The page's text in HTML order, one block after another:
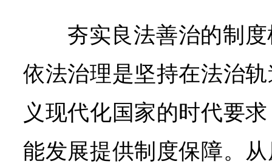
夯实良法善治的制
依法治理是坚持在法治
义现代化国家的时代要
能发展提供制度保障。